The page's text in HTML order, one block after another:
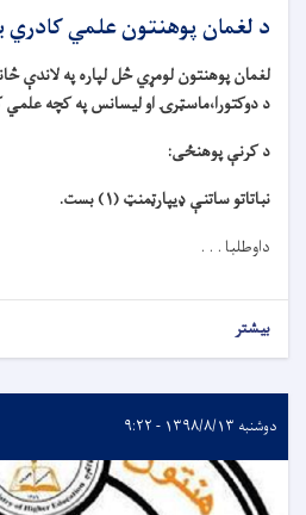
د لغمان پوهنتون علمي کادري
د دوکتورا،ماسټرۍ او لیسانس په کچه علمي
د کرنې پوهنځی:
نباتاتو ساتنې ډیپارټمنټ (۱) بست.
داوطلبا . . .
بیشتر
دوشنبه ۱۳۹۸/۸/۱۳ - ۹:۲۲